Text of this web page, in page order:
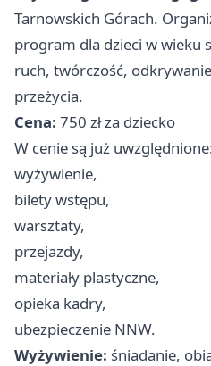
Tarnowskich Górach.
program dla dzieci w wieku
ruch, twórczość,
przeżycia.
Cena: 750 zł za dziecko
W cenie są już
wyżywienie,
bilety wstępu,
warsztaty,
przejazdy,
materiały plastyczne,
opieka kadry,
ubezpieczenie NNW.
Wyżywienie: śniadanie,